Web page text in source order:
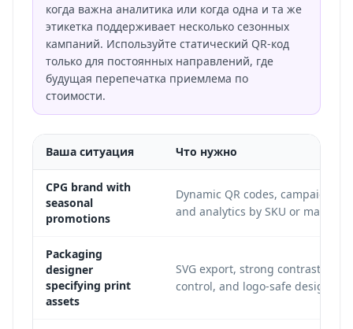
когда важна аналитика или когда одна и та же
этикетка поддерживает несколько сезонных
кампаний. Используйте статический QR-код
только для постоянных направлений, где
будущая перепечатка приемлема по
стоимости.
Ваша ситуация Что нужно
CPG brand with
seasonal
promotions
Dynamic QR codes, campaign
and analytics by SKU or market.
Packaging
designer
specifying print
assets
SVG export, strong contrast,
control, and logo-safe design.